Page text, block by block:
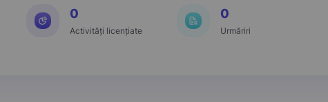
0
Activități licențiate
0
Urmăriri